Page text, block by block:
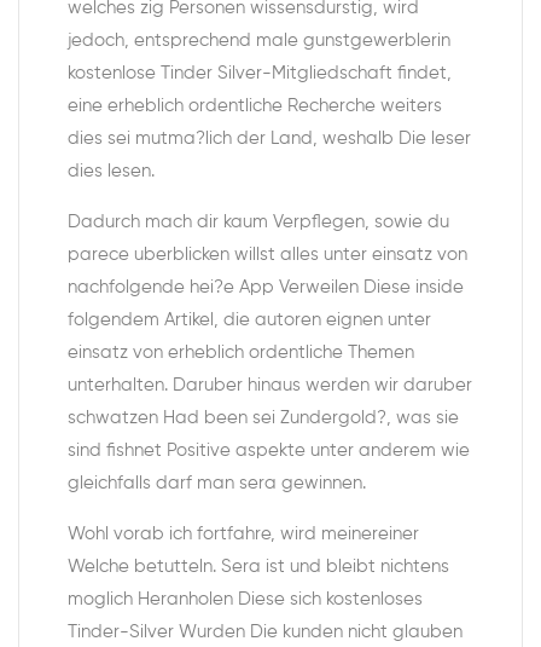
welches zig Personen wissensdurstig, wird
jedoch, entsprechend male gunstgewerblerin
kostenlose Tinder Silver-Mitgliedschaft findet,
eine erheblich ordentliche Recherche weiters
dies sei mutma?lich der Land, weshalb Die leser
dies lesen.
Dadurch mach dir kaum Verpflegen, sowie du
parece uberblicken willst alles unter einsatz von
nachfolgende hei?e App Verweilen Diese inside
folgendem Artikel, die autoren eignen unter
einsatz von erheblich ordentliche Themen
unterhalten. Daruber hinaus werden wir daruber
schwatzen Had been sei Zundergold?, was sie
sind fishnet Positive aspekte unter anderem wie
gleichfalls darf man sera gewinnen.
Wohl vorab ich fortfahre, wird meinereiner
Welche betutteln. Sera ist und bleibt nichtens
moglich Heranholen Diese sich kostenloses
Tinder-Silver Wurden Die kunden nicht glauben